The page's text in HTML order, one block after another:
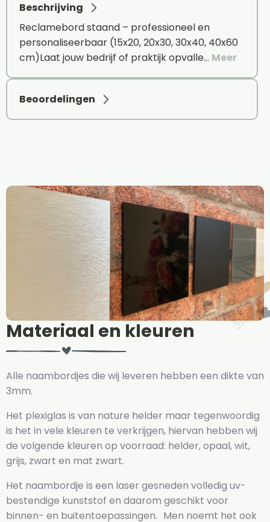
Beschrijving
Reclamebord staand – professioneel en
personaliseerbaar (15x20, 20x30, 30x40, 40x60
cm)Laat jouw bedrijf of praktijk opvalle… Meer
Beoordelingen
Materiaal en kleuren
Alle naambordjes die wij leveren hebben een dikte van
3mm.
Het plexiglas is van nature helder maar tegenwoordig
is het in vele kleuren te verkrijgen, hiervan hebben wij
de volgende kleuren op voorraad: helder, opaal, wit,
grijs, zwart en mat zwart.
Het naambordje is een laser gesneden volledig uv-
bestendige kunststof en daarom geschikt voor
binnen- en buitentoepassingen. Men noemt het ook